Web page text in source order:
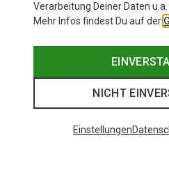
Verarbeitung Deiner Daten u.a.
Mehr Infos findest Du auf der
NICHT
Einstellungen